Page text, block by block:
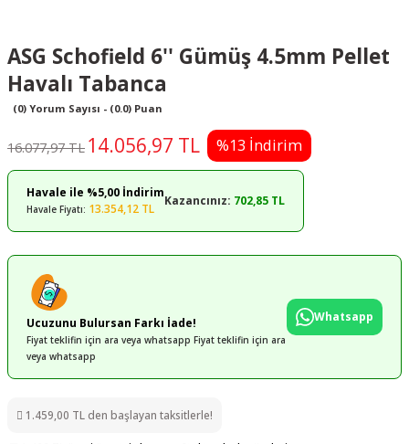
ASG Schofield 6'' Gümüş 4.5mm Pellet
Havalı Tabanca
(0) Yorum Sayısı - (0.0) Puan
16.077,97 TL 14.056,97 TL %13 İndirim
Havale ile %5,00 İndirim
Havale Fiyatı: 13.354,12 TL
Kazancınız: 702,85 TL
Ucuzunu Bulursan Farkı İade!
Fiyat teklifin için ara veya whatsapp Fiyat teklifin için ara
veya whatsapp
Whatsapp
1.459,00 TL den başlayan taksitlerle!